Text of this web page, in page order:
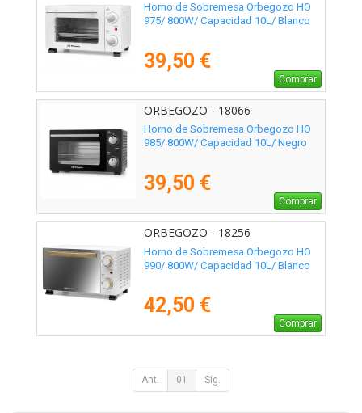
Horno de Sobremesa Orbegozo HO
975/ 800W/ Capacidad 10L/ Blanco
39,50 €
Comprar
ORBEGOZO - 18066
Horno de Sobremesa Orbegozo HO
985/ 800W/ Capacidad 10L/ Negro
39,50 €
Comprar
ORBEGOZO - 18256
Horno de Sobremesa Orbegozo HO
990/ 800W/ Capacidad 10L/ Blanco
42,50 €
Comprar
Ant. 01 Sig.